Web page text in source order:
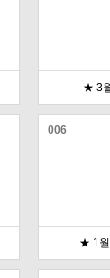
★ 3
006
★ 1월